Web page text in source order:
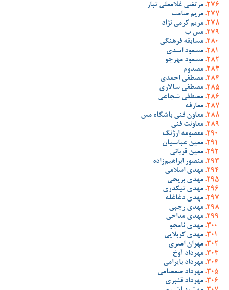
مرتضی غلامعلی تبار
مریم صامت
مریم کرمی نژاد
مس ب
مسابقه فرهنگی
مسعود اسدی
مسعود مهرجو
مصدوم
مصطفی احمدی
مصطفی سالاری
مصطفی شجاعی
معارفه
معاون فنی باشگاه مس
معاونت فنی
معصومه ارژنگ
معین عباسیان
معین قربانی
منصور ابراهیم‌زاده
مهدی اسلامی
مهدی بریحی
مهدی تیکدری
مهدی دغاغله
مهدی رجبی
مهدی مداحی
مهدی نامجو
مهدی کربلایی
مهران امیری
مهرداد آوخ
مهرداد بایرامی
مهرداد صمصامی
مهرداد قنبری